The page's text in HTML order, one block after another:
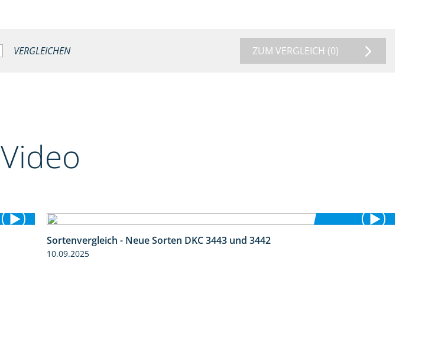
VERGLEICHEN ZUM VERGLEICH (0)
Video
Sortenvergleich - Neue Sorten DKC 3443 und 3442
10.09.2025